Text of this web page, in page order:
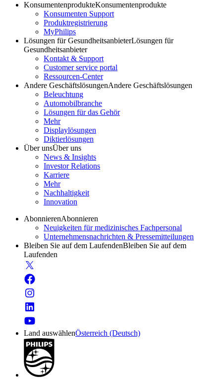
KonsumentenprodukteKonsumentenprodukte
Konsumenten Support
Produktregistrierung
MyPhilips
Lösungen für GesundheitsanbieterLösungen für
Gesundheitsanbieter
Kontakt & Support
Customer service portal
Ressourcen-Center
Andere GeschäftslösungenAndere Geschäftslösungen
Beleuchtung
Automobilbranche
Lösungen für das Gehör
Mehr
Displaylösungen
Diktierlösungen
Über unsÜber uns
News & Insights
Investor Relations
Karriere
Mehr
Nachhaltigkeit
Innovation
AbonnierenAbonnieren
Neuigkeiten für medizinisches Fachpersonal
Unternehmensnachrichten & Pressemitteilungen
Bleiben Sie auf dem LaufendenBleiben Sie auf dem
Laufenden
Land auswählenÖsterreich (Deutsch)